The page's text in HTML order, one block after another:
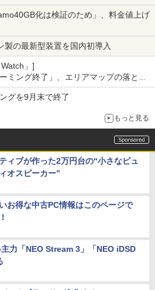
化は検証のため」、料金値上げ
製の最新型装置を国内初導入
」]
ミング終了」、エリアマップの落とし
グを9月末で終了
もっと見る
ィブが作った2万円台の“小さなピュ
オスピーカー”
お得な中古PC情報はこのページで
力「NEO Stream 3」「NEO iDSD